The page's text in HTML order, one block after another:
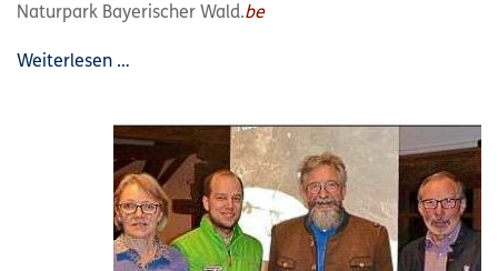
Naturpark Bayerischer Wald.be
Weiterlesen …